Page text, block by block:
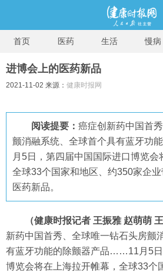
首页 医药 生活 慢病
进博会上的医药新品
2021-11-02 来源： 健康时报网
阅读提要： 癌症创新药中国首
颤消融系统、全球首个具有蓝牙功
月5日，第四届中国国际进口博览会
全球33个国家和地区、约350家企
医药新品。
（健康时报记者 王振雅 赵萌萌
新药中国首秀、全球唯一钻石头房颤
有蓝牙功能的除颤器产品……11月5日
博览会将在上海拉开帷幕，全球33个